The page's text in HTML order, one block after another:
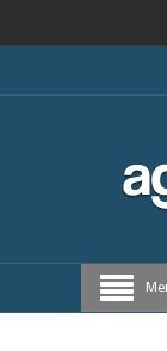
hacia el centro es